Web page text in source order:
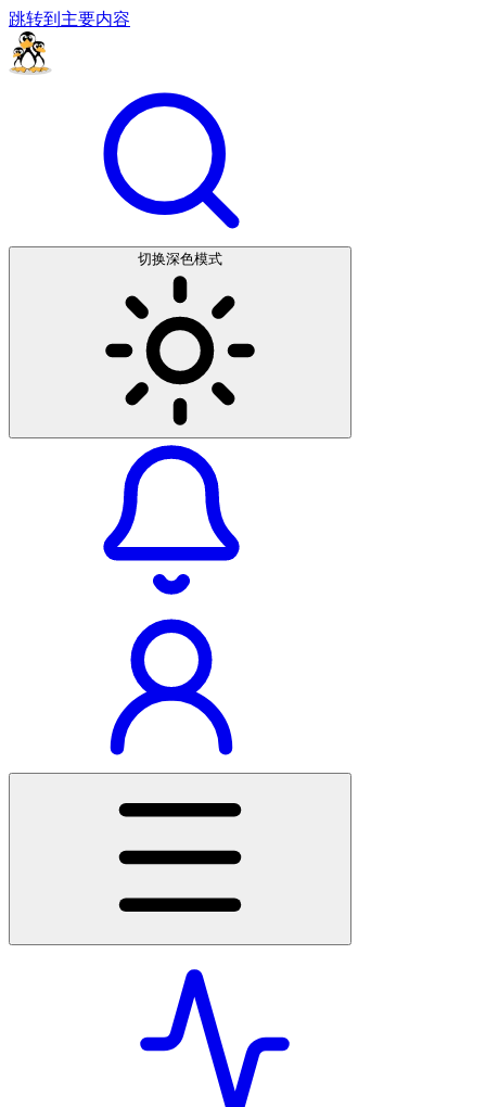
跳转到主要内容
切换深色模式